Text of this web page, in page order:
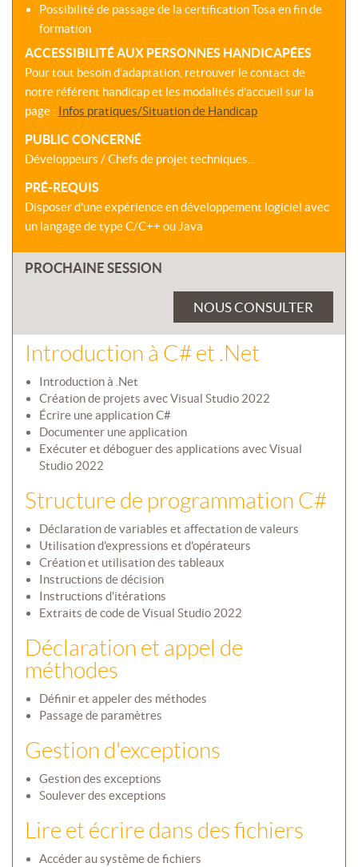
Possibilité de passage de la certification Tosa en fin de
formation
ACCESSIBILITÉ AUX PERSONNES HANDICAPÉES
Pour tout besoin d’adaptation, retrouver le contact de
notre référent handicap et les modalités d’accueil sur la
page : Infos pratiques/Situation de Handicap
PUBLIC CONCERNÉ
Développeurs / Chefs de projet techniques...
PRÉ-REQUIS
Disposer d'une expérience en développement logiciel avec
un langage de type C/C++ ou Java
PROCHAINE SESSION
NOUS CONSULTER
Introduction à C# et .Net
Introduction à .Net
Création de projets avec Visual Studio 2022
Écrire une application C#
Documenter une application
Exécuter et déboguer des applications avec Visual
Studio 2022
Structure de programmation C#
Déclaration de variables et affectation de valeurs
Utilisation d'expressions et d'opérateurs
Création et utilisation des tableaux
Instructions de décision
Instructions d'itérations
Extraits de code de Visual Studio 2022
Déclaration et appel de
méthodes
Définir et appeler des méthodes
Passage de paramètres
Gestion d'exceptions
Gestion des exceptions
Soulever des exceptions
Lire et écrire dans des fichiers
Accéder au système de fichiers